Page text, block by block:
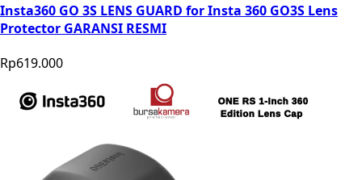
Insta360 GO 3S LENS GUARD for Insta 360 GO3S Lens
Protector GARANSI RESMI
Rp619.000